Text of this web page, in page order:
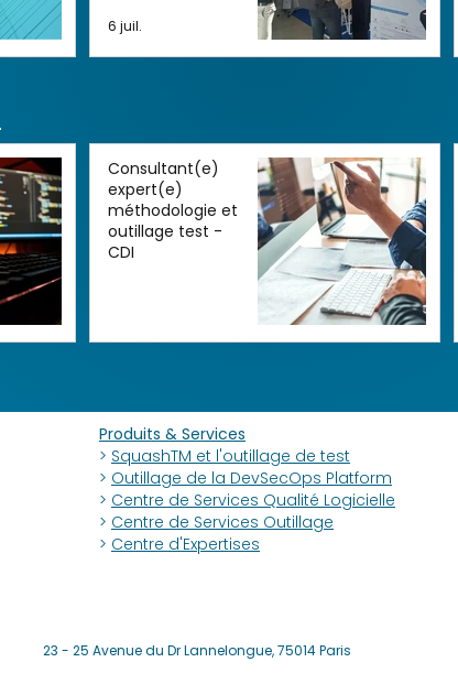
6 juil.
Consultant(e)
expert(e)
méthodologie et
outillage test -
CDI
Produits & Services
> SquashTM et l'outillage de test
> Outillage de la DevSecOps Platform
> Centre de Services Qualité Logicielle
> Centre de Services Outillage
> Centre d'Expertises
23 - 25 Avenue du Dr Lannelongue,75014 Paris